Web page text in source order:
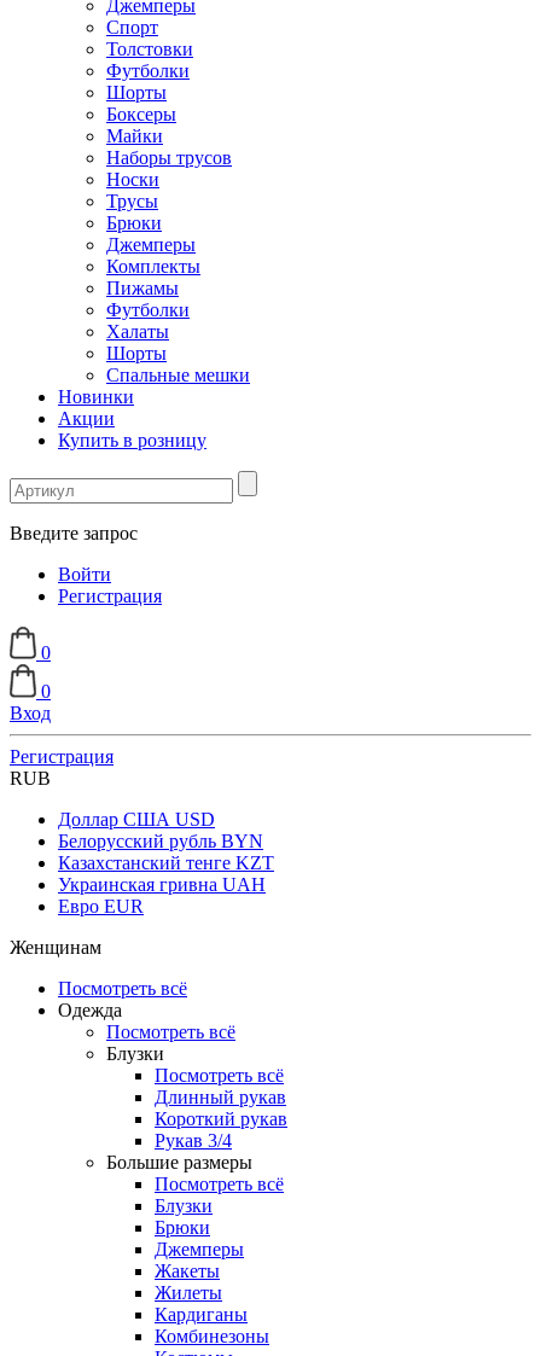
Джемперы
Спорт
Толстовки
Футболки
Шорты
Боксеры
Майки
Наборы трусов
Носки
Трусы
Брюки
Джемперы
Комплекты
Пижамы
Футболки
Халаты
Шорты
Спальные мешки
Новинки
Акции
Купить в розницу
Введите запрос
Войти
Регистрация
0
0
Вход
Регистрация
RUB
Доллар США USD
Белорусский рубль BYN
Казахстанский тенге KZT
Украинская гривна UAH
Евро EUR
Женщинам
Посмотреть всё
Одежда
Посмотреть всё
Блузки
Посмотреть всё
Длинный рукав
Короткий рукав
Рукав 3/4
Большие размеры
Посмотреть всё
Блузки
Брюки
Джемперы
Жакеты
Жилеты
Кардиганы
Комбинезоны